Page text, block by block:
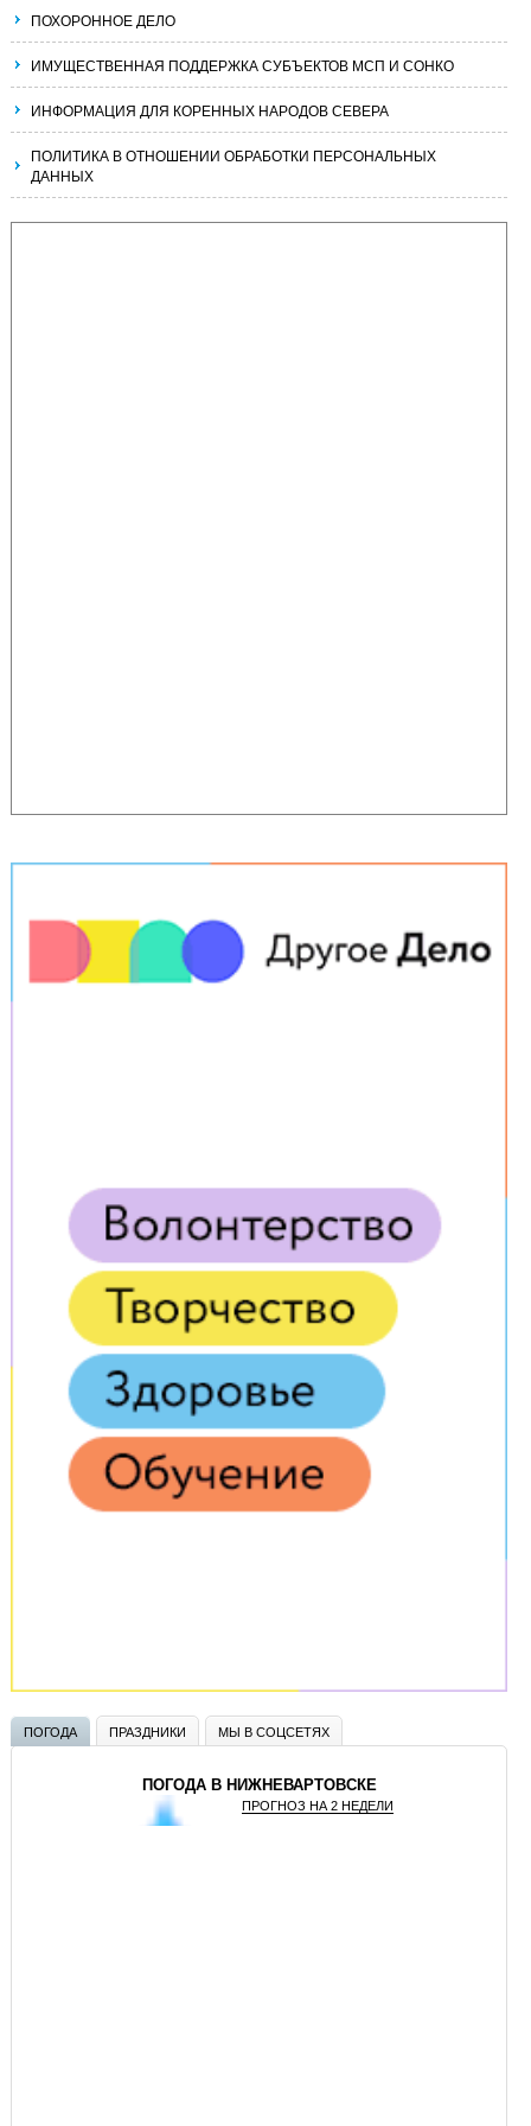
ПОХОРОННОЕ ДЕЛО
ИМУЩЕСТВЕННАЯ ПОДДЕРЖКА СУБЪЕКТОВ МСП И СОНКО
ИНФОРМАЦИЯ ДЛЯ КОРЕННЫХ НАРОДОВ СЕВЕРА
ПОЛИТИКА В ОТНОШЕНИИ ОБРАБОТКИ ПЕРСОНАЛЬНЫХ
ДАННЫХ
ПОГОДА ПРАЗДНИКИ МЫ В СОЦСЕТЯХ
ПОГОДА В НИЖНЕВАРТОВСКЕ
ПРОГНОЗ НА 2 НЕДЕЛИ